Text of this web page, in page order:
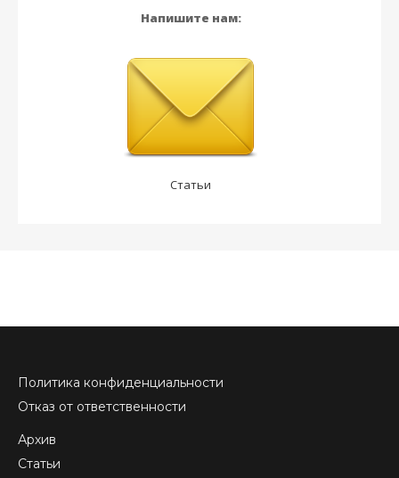
Напишите нам:
Статьи
Политика конфиденциальности
Отказ от ответственности
Архив
Статьи